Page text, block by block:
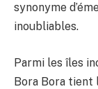
synonyme
inoubliables.
Parmi les îles
Bora Bora tient